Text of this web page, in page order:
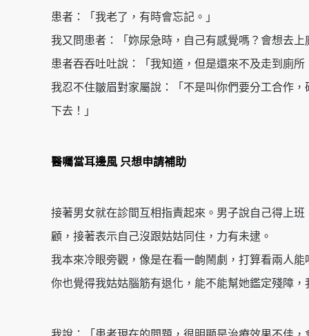
患者：「我老了，有時會忘記。」
我又問患者：「妳尿急時，自己有感覺嗎？會想去上
患者吞吞吐吐說：「我知道，但是還來不及走到廁
我忍不住皺眉對家屬說：「不是叫你們要分工合作
下去！」
醫囑當耳邊風 只想申請補助
接著男女就在診間互相指責起來。男子說自己得上
顧，接著表示自己沒跟姑姑同住，力有未逮。
我本來冷眼旁觀，像是在看一齣鬧劇，打算看兩人
你也覺得我姑姑腦筋有退化，能不能幫她鑑定殘障